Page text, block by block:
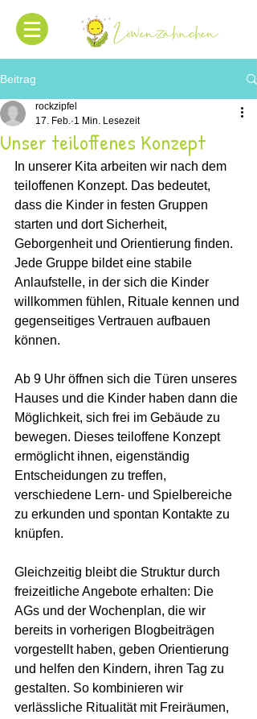
Beitrag
Unser teiloffenes Konzept
rockzipfel
17. Feb. 1 Min. Lesezeit
In unserer Kita arbeiten wir nach dem
teiloffenen Konzept. Das bedeutet,
dass die Kinder in festen Gruppen
starten und dort Sicherheit,
Geborgenheit und Orientierung finden.
Jede Gruppe bildet eine stabile
Anlaufstelle, in der sich die Kinder
willkommen fühlen, Rituale kennen und
gegenseitiges Vertrauen aufbauen
können.
Ab 9 Uhr öffnen sich die Türen unseres
Hauses und die Kinder haben dann die
Möglichkeit, sich frei im Gebäude zu
bewegen. Dieses teiloffene Konzept
ermöglicht ihnen, eigenständig
Entscheidungen zu treffen,
verschiedene Lern- und Spielbereiche
zu erkunden und spontan Kontakte zu
knüpfen.
Gleichzeitig bleibt die Struktur durch
freizeitliche Angebote erhalten: Die
AGs und der Wochenplan, die wir
bereits in vorherigen Blogbeiträgen
vorgestellt haben, geben Orientierung
und helfen den Kindern, ihren Tag zu
gestalten. So kombinieren wir
verlässliche Ritualität mit Freiräumen,